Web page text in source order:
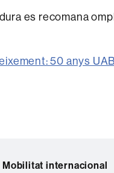
es recomana
50 anys UAB
Mobilitat internacional